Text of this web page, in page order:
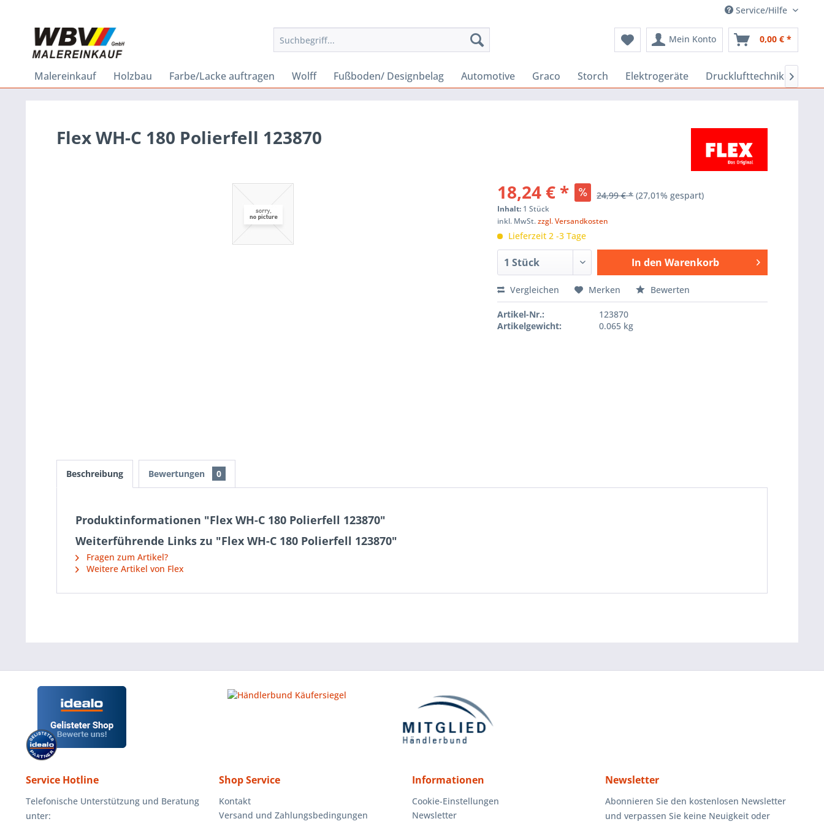
Service/Hilfe
Mein Konto 0,00 € *
Malereinkauf Holzbau Farbe/Lacke auftragen Wolff Fußboden/ Designbelag Automotive Graco Storch Elektrogeräte Drucklufttechnik 
Flex WH-C 180 Polierfell 123870
18,24 € * 24,99 € * (27,01% gespart)
Inhalt: 1 Stück
inkl. MwSt.zzgl. Versandkosten
Lieferzeit 2 -3 Tage
In den Warenkorb
Hinzugefügt
Vergleichen Merken Bewerten
Artikel-Nr.:
123870
Artikelgewicht:
0.065 kg
Beschreibung Bewertungen 0
Produktinformationen "Flex WH-C 180 Polierfell 123870"
Weiterführende Links zu "Flex WH-C 180 Polierfell 123870"
Fragen zum Artikel?
Weitere Artikel von Flex
Service Hotline
Telefonische Unterstützung und Beratung
unter:
Shop Service
Kontakt
Versand und Zahlungsbedingungen
Informationen
Cookie-Einstellungen
Newsletter
Newsletter
Abonnieren Sie den kostenlosen Newsletter
und verpassen Sie keine Neuigkeit oder